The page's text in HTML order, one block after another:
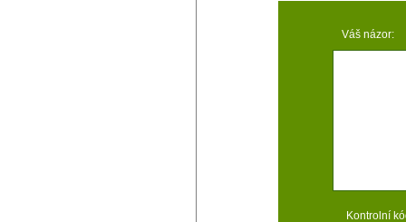
Váš názor:
Kontrolní